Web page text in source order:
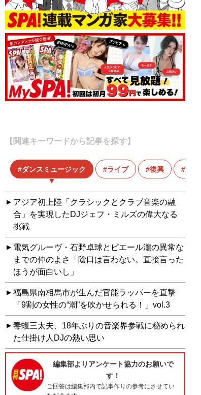
【関連キーワードから記事を探す】
ダンスミュージック ライブ 復興
アジア初上陸「クラシックとクラブ音楽の融
合」を実現したDJジェフ・ミルズの偉大なる
挑戦
電気グルーヴ・石野卓球とピエール瀧の異常な
までの仲のよさ「陰口は言わない。直接言った
ほうが面白いし」
福島県南相馬市が生んだ官能ラッパーを直撃
「9割の女性の“潮”を吹かせられる！」vol.3
毒蝮三太夫、18年ぶりの音楽界参戦に秘められ
た仕掛け人DJの熱い思い